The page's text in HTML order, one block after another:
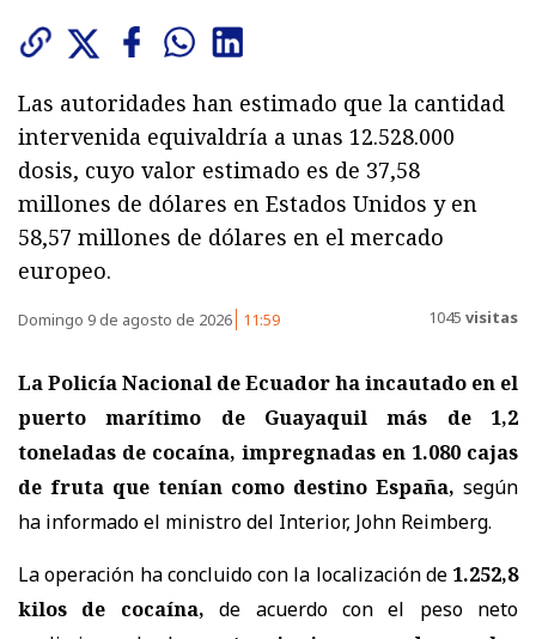
Las autoridades han estimado que la cantidad
intervenida equivaldría a unas 12.528.000
dosis, cuyo valor estimado es de 37,58
millones de dólares en Estados Unidos y en
58,57 millones de dólares en el mercado
europeo.
Domingo 9 de agosto de 2026 11:59 1045 visitas
La Policía Nacional de Ecuador ha incautado en el
puerto marítimo de Guayaquil más de 1,2
toneladas de cocaína, impregnadas en 1.080 cajas
de fruta que tenían como destino España, según
ha informado el ministro del Interior, John Reimberg.
La operación ha concluido con la localización de 1.252,8
kilos de cocaína, de acuerdo con el peso neto